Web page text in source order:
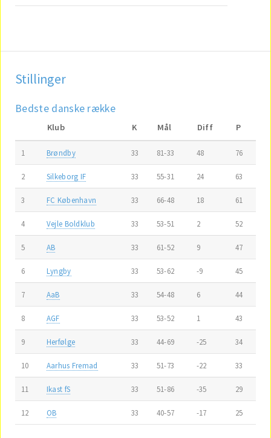
Stillinger
Bedste danske række
Klub K Mål Diff P
1 Brøndby 33 81-33 48 76
2 Silkeborg IF 33 55-31 24 63
3 FC København 33 66-48 18 61
4 Vejle Boldklub 33 53-51 2 52
5 AB 33 61-52 9 47
6 Lyngby 33 53-62 -9 45
7 AaB 33 54-48 6 44
8 AGF 33 53-52 1 43
9 Herfølge 33 44-69 -25 34
10 Aarhus Fremad 33 51-73 -22 33
11 Ikast fS 33 51-86 -35 29
12 OB 33 40-57 -17 25